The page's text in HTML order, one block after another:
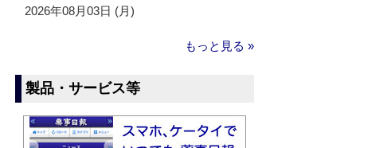
2026年08月03日 (月)
もっと見る »
製品・サービス等